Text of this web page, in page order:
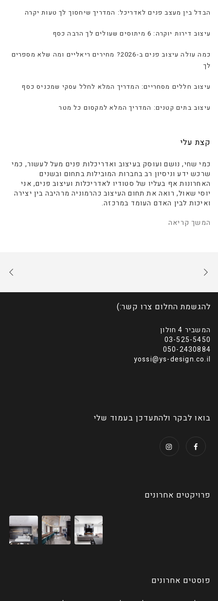
הבדל בין מעצב פנים לאדריכל: המדריך שיחסוך לך טעות יקרה
עיצוב דירות יוקרה: 6 מיתוסים שעולים לך הרבה כסף
כמה עולה עיצוב פנים ב-2026? מחירים ריאליים ומה שלא מספרים
לך
עיצוב חללים מסחריים: המדריך המלא לחלל עסקי שמכניס כסף
עיצוב בתים קטנים: המדריך המלא למקסום כל מטר
קצת עלי
כמי שחי, נושם ועוסק בעיצוב ואדריכלות פנים מעל לעשור, כמי
שרכש ידע וניסיון רב בחברות המובילות בתחום ובשנים
האחרונות אף בעליו של סטודיו לאדריכלות ועיצוב פנים, אני
יוסי שאול, רואה את תחום העיצוב כהרמוניה מרהיבה בין יצירה
ואיכות לבין האדם העומד במרכזה.
המשך קריאה
להגשמת החלום צרו קשר:)
המשביר 4 חולון
03-525-5450
050-2430884
yossi@ys-design.co.il
בואו לבקר ולהתעדכן בעמוד שלי
פרויקטים אחרונים
פוסטים אחרונים